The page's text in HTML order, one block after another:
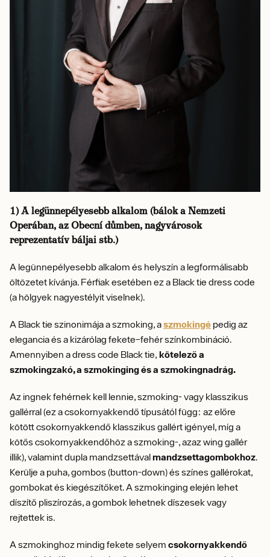
1) A legünnepélyesebb alkalom (bálok a Nemzeti
Operában, az Obecní důmben, nagyvárosok
reprezentatív báljai stb.)
A legünnepélyesebb alkalom és helyszín a legformálisabb
öltözetet kívánja. Férfiak esetében ez a Black tie dress code
(a hölgyek nagyestélyit viselnek).
A Black tie szinonimája a szmoking, aszmokingé pedig az
elegancia és a kizárólag fekete–fehér színkombináció.
Amennyiben a dress code Black tie, kötelező a
szmokingzakó, a szmokinging és a szmokingnadrág.
Az ingnek fehérnek kell lennie, szmoking- vagy klasszikus
gallérral (ez a csokornyakkendő típusától függ: az előre
kötött csokornyakkendő klasszikus gallért igényel, míg a
kötős csokornyakkendőhöz a szmoking-, azaz wing gallér
illik), valamint dupla mandzsettávalmandzsettagombokhoz.
Kerülje a puha, gombos (button-down) és színes gallérokat,
gombokat és kiegészítőket. A szmokinging elején lehet
díszítő pliszírozás, a gombok lehetnek díszesek vagy
rejtettek is.
A szmokinghoz mindig fekete selyem csokornyakkendő